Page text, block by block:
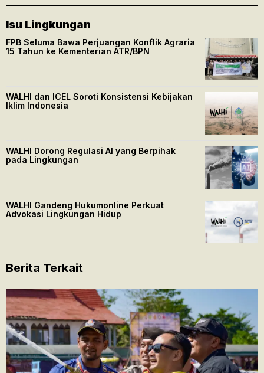
Isu Lingkungan
FPB Seluma Bawa Perjuangan Konflik Agraria
15 Tahun ke Kementerian ATR/BPN
WALHI dan ICEL Soroti Konsistensi Kebijakan
Iklim Indonesia
WALHI Dorong Regulasi AI yang Berpihak
pada Lingkungan
WALHI Gandeng Hukumonline Perkuat
Advokasi Lingkungan Hidup
Berita Terkait